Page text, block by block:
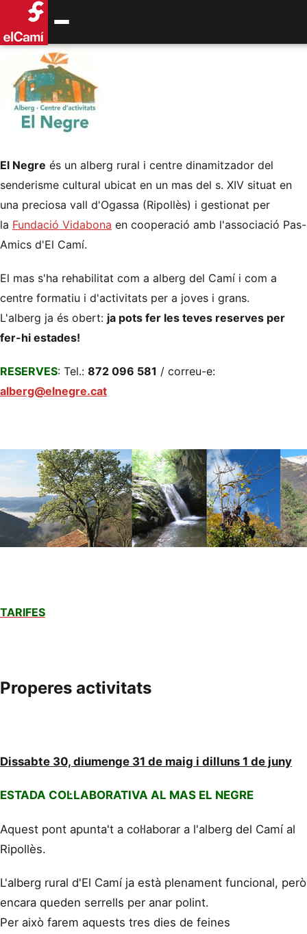
El Negre és un alberg rural i centre dinamitzador del
senderisme cultural ubicat en un mas del s. XIV situat en
una preciosa vall d'Ogassa (Ripollès) i gestionat per
la Fundació Vidabona en cooperació amb l'associació Pas-
Amics d'El Camí.
El mas s'ha rehabilitat com a alberg del Camí i com a
centre formatiu i d'activitats per a joves i grans.
L'alberg ja és obert: ja pots fer les teves reserves per
fer-hi estades!
RESERVES: Tel.: 872 096 581 / correu-e:
alberg@elnegre.cat
TARIFES
Properes activitats
Dissabte 30, diumenge 31 de maig i dilluns 1 de juny
ESTADA COL·LABORATIVA AL MAS EL NEGRE
Aquest pont apunta't a col·laborar a l'alberg del Camí al
Ripollès.
L'alberg rural d'El Camí ja està plenament funcional, però
encara queden serrells per anar polint.
Per això farem aquests tres dies de feines